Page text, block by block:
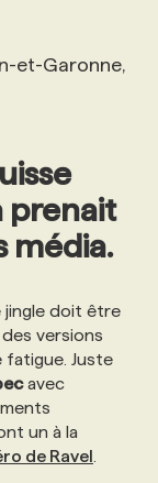
et-Garonne,
prenait
média.
jingle doit être
versions
fatigue. Juste
avec
un à la
de Ravel